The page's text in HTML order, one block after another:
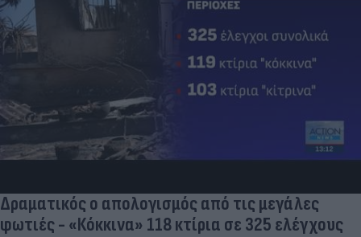
Δραματικός ο απολογισμός από τις μεγάλες
φωτιές - «Κόκκινα» 118 κτίρια σε 325 ελέγχους